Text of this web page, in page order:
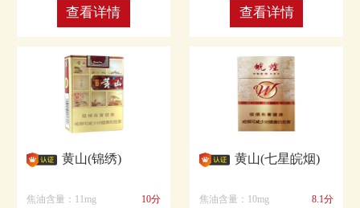
查看详情 查看详情
黄山(锦绣)
焦油含量：11mg 10分
黄山(七星皖烟)
焦油含量：10mg 8.1分